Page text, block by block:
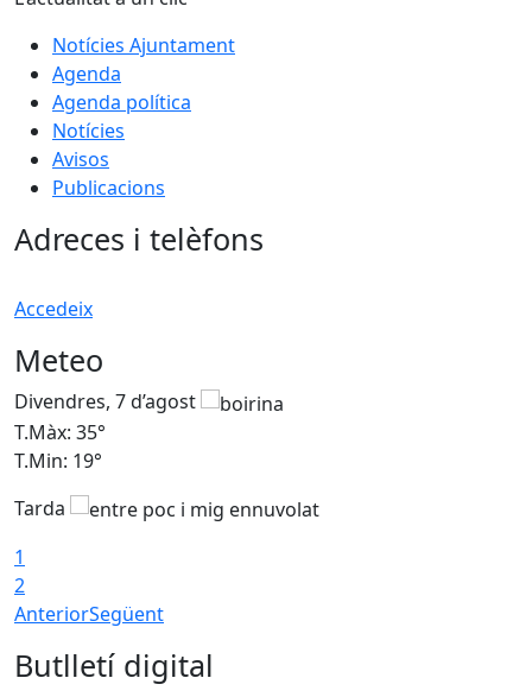
Notícies Ajuntament
Agenda
Agenda política
Notícies
Avisos
Publicacions
Adreces i telèfons
Accedeix
Meteo
Divendres, 7 d’agost
T.Màx: 35°
T.Min: 19°
Tarda
1
2
AnteriorSegüent
Butlletí digital